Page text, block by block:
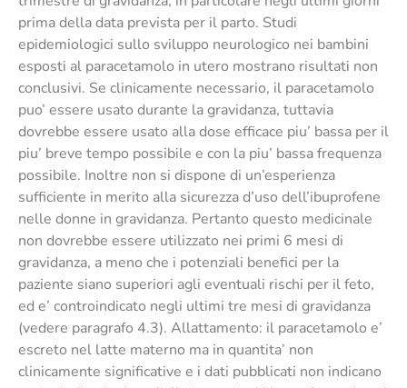
prima della data prevista per il parto. Studi
epidemiologici sullo sviluppo neurologico nei bambini
esposti al paracetamolo in utero mostrano risultati non
conclusivi. Se clinicamente necessario, il paracetamolo
puo’ essere usato durante la gravidanza, tuttavia
dovrebbe essere usato alla dose efficace piu’ bassa per il
piu’ breve tempo possibile e con la piu’ bassa frequenza
possibile. Inoltre non si dispone di un’esperienza
sufficiente in merito alla sicurezza d’uso dell’ibuprofene
nelle donne in gravidanza. Pertanto questo medicinale
non dovrebbe essere utilizzato nei primi 6 mesi di
gravidanza, a meno che i potenziali benefici per la
paziente siano superiori agli eventuali rischi per il feto,
ed e’ controindicato negli ultimi tre mesi di gravidanza
(vedere paragrafo 4.3). Allattamento: il paracetamolo e’
escreto nel latte materno ma in quantita’ non
clinicamente significative e i dati pubblicati non indicano